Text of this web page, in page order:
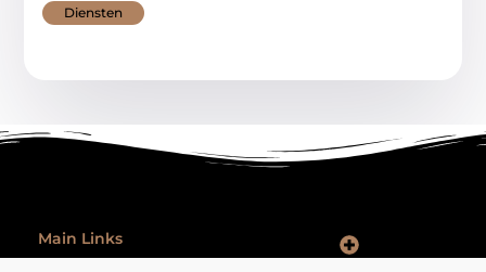
Diensten
Main Links